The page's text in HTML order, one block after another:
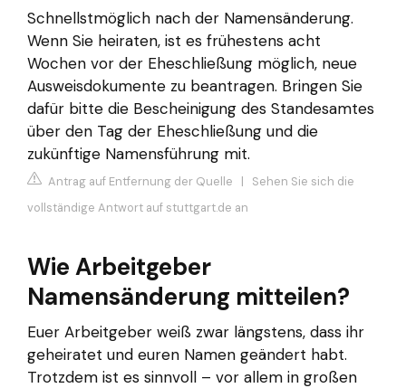
Schnellstmöglich nach der Namensänderung.
Wenn Sie heiraten, ist es frühestens acht
Wochen vor der Eheschließung möglich, neue
Ausweisdokumente zu beantragen. Bringen Sie
dafür bitte die Bescheinigung des Standesamtes
über den Tag der Eheschließung und die
zukünftige Namensführung mit.
Antrag auf Entfernung der Quelle | Sehen Sie sich die
vollständige Antwort auf stuttgart.de an
Wie Arbeitgeber
Namensänderung mitteilen?
Euer Arbeitgeber weiß zwar längstens, dass ihr
geheiratet und euren Namen geändert habt.
Trotzdem ist es sinnvoll – vor allem in großen